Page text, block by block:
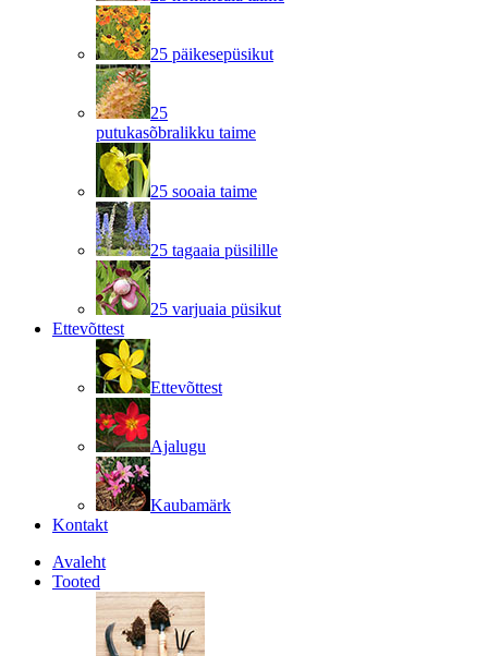
25 päikesepüsikut
25
putukasõbralikku taime
25 sooaia taime
25 tagaaia püsilille
25 varjuaia püsikut
Ettevõttest
Ettevõttest
Ajalugu
Kaubamärk
Kontakt
Avaleht
Tooted